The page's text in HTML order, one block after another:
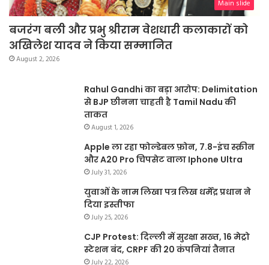
Main slide
बजरंग बली और प्रभु श्रीराम वेशधारी कलाकारों को
अखिलेश यादव ने किया सम्मानित
August 2, 2026
Rahul Gandhi का बड़ा आरोप: Delimitation
से BJP छीनना चाहती है Tamil Nadu की
ताकत
August 1, 2026
Apple ला रहा फोल्डेबल फ़ोन, 7.8-इंच स्क्रीन
और A20 Pro चिपसेट वाला Iphone Ultra
July 31, 2026
युवाओं के नाम लिखा पत्र लिख धर्मेंद्र प्रधान ने
दिया इस्तीफा
July 25, 2026
CJP Protest: दिल्ली में सुरक्षा सख्त, 16 मेट्रो
स्टेशन बंद, CRPF की 20 कंपनियां तैनात
July 22, 2026